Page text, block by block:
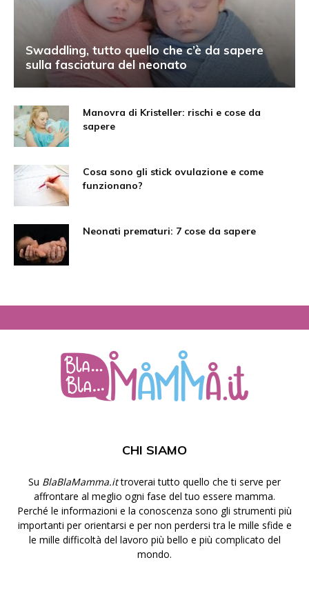
Swaddling, tutto quello che c’è da sapere
sulla fasciatura del neonato
Manovra di Kristeller: rischi e cose da
sapere
Cosa sono gli stick ovulazione e come
funzionano?
Neonati prematuri: 7 cose da sapere
CHI SIAMO
Su BlaBlaMamma.ittroverai tutto quello che ti serve per
affrontare al meglio ogni fase del tuo essere mamma.
Perché le informazioni e la conoscenza sono gli strumenti più
importanti per orientarsi e per non perdersi tra le mille sfide e
le mille difficoltà del lavoro più bello e più complicato del
mondo.